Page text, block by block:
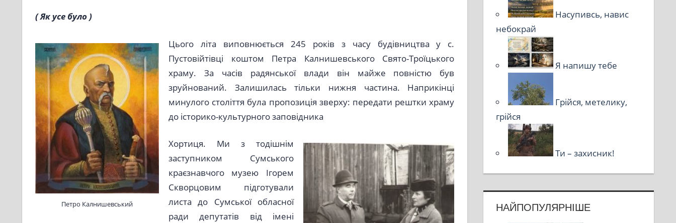
( Як усе було )
Петро Калнишевський
Цього літа виповнюється 245 років з часу будівництва у с.
Пустовійтівці коштом Петра Калнишевського Свято-Троїцького
храму. За часів радянської влади він майже повністю був
зруйнований. Залишилась тільки нижня частина. Наприкінці
минулого століття була пропозиція зверху: передати рештки храму
до історико-культурного заповідника
Хортиця. Ми з тодішнім
заступником Сумського
краєзнавчого музею Ігорем
Скворцовим підготували
листа до Сумської обласної
ради депутатів від імені
Насупивсь, навис
небокрай
Я напишу тебе
Грійся, метелику,
грійся
Ти – захисник!
НАЙПОПУЛЯРНІШЕ